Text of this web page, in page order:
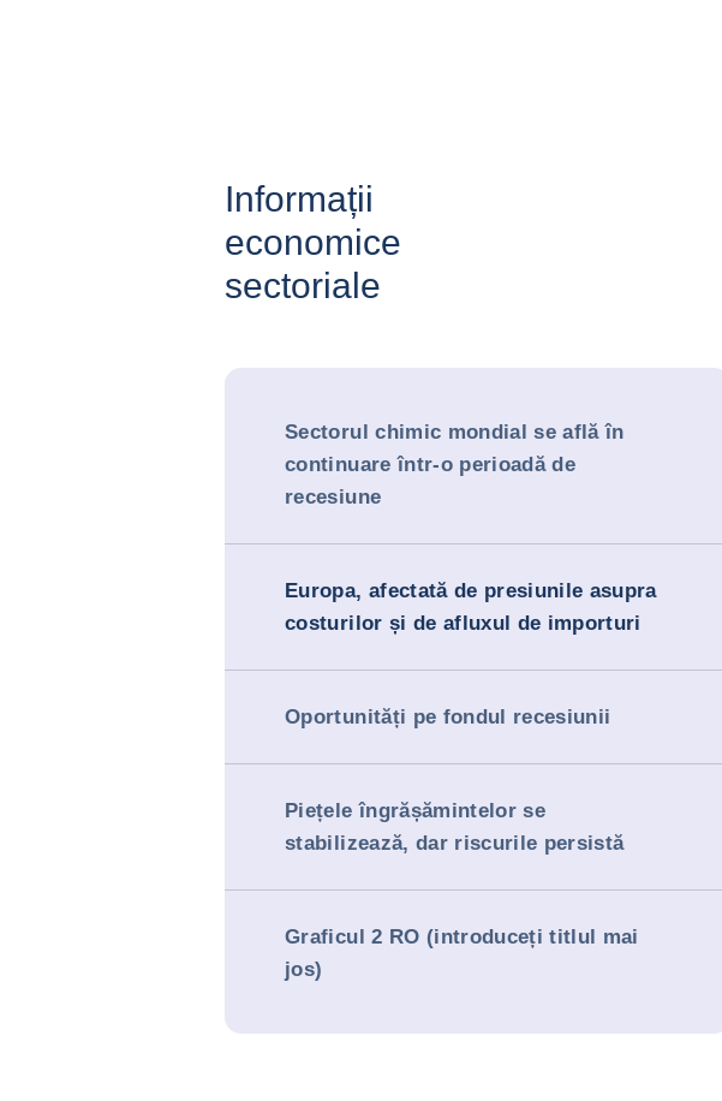
Informații
economice
sectoriale
Sectorul chimic mondial se află în
continuare într-o perioadă de
recesiune
Europa, afectată de presiunile asupra
costurilor și de afluxul de importuri
Oportunități pe fondul recesiunii
Piețele îngrășămintelor se
stabilizează, dar riscurile persistă
Graficul 2 RO (introduceți titlul mai
jos)